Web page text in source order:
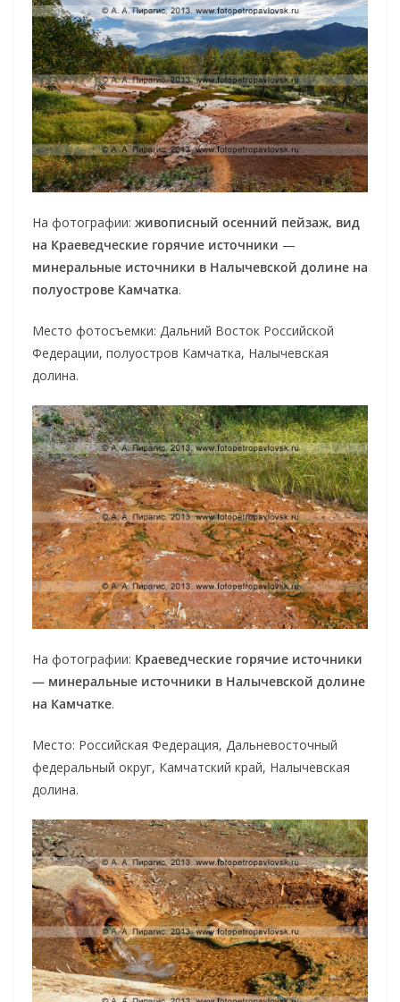
На фотографии: живописный осенний пейзаж, вид
на Краеведческие горячие источники —
минеральные источники в Налычевской долине на
полуострове Камчатка.
Место фотосъемки: Дальний Восток Российской
Федерации, полуостров Камчатка, Налычевская
долина.
На фотографии: Краеведческие горячие источники
— минеральные источники в Налычевской долине
на Камчатке.
Место: Российская Федерация, Дальневосточный
федеральный округ, Камчатский край, Налычевская
долина.